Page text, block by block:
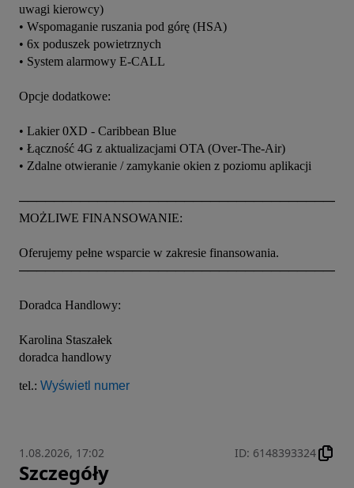
uwagi kierowcy)
• Wspomaganie ruszania pod górę (HSA)
• 6x poduszek powietrznych
• System alarmowy E-CALL
Opcje dodatkowe:
• Lakier 0XD - Caribbean Blue
• Łączność 4G z aktualizacjami OTA (Over-The-Air)
• Zdalne otwieranie / zamykanie okien z poziomu aplikacji
MOŻLIWE FINANSOWANIE:
Oferujemy pełne wsparcie w zakresie finansowania.
Doradca Handlowy:
Karolina Staszałek
doradca handlowy
tel.: Wyświetl numer
1.08.2026, 17:02 ID: 6148393324
Szczegóły